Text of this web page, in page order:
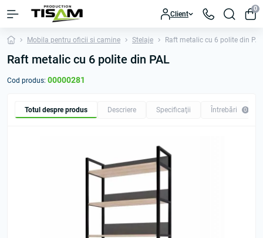
Client
0
Mobila pentru oficii si camine Stelaje Raft metalic cu 6 polite din PAL
Raft metalic cu 6 polite din PAL
Cod produs: 00000281
Totul despre produs Descriere Specificaţii Întrebări 0